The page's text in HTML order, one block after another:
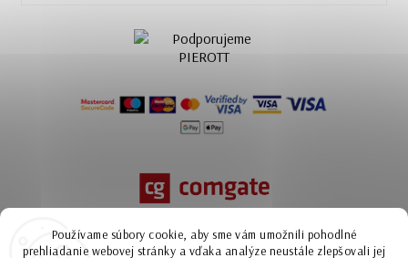
Používame súbory cookie, aby sme vám umožnili pohodlné
prehliadanie webovej stránky a vďaka analýze neustále zlepšovali jej